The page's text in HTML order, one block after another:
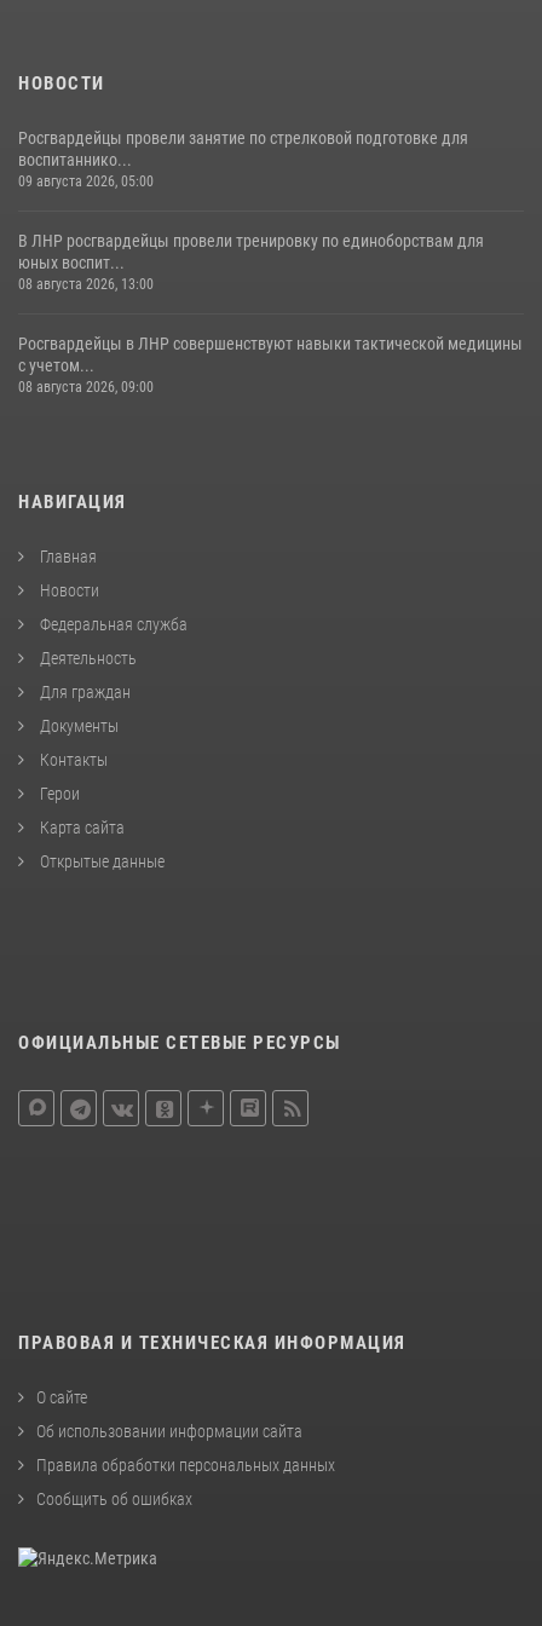
НОВОСТИ
Росгвардейцы провели занятие по стрелковой подготовке для
воспитаннико...
09 августа 2026, 05:00
В ЛНР росгвардейцы провели тренировку по единоборствам для
юных воспит...
08 августа 2026, 13:00
Росгвардейцы в ЛНР совершенствуют навыки тактической медицины
с учетом...
08 августа 2026, 09:00
НАВИГАЦИЯ
Главная
Новости
Федеральная служба
Деятельность
Для граждан
Документы
Контакты
Герои
Карта сайта
Открытые данные
ОФИЦИАЛЬНЫЕ СЕТЕВЫЕ РЕСУРСЫ
ПРАВОВАЯ И ТЕХНИЧЕСКАЯ ИНФОРМАЦИЯ
О сайте
Об использовании информации сайта
Правила обработки персональных данных
Сообщить об ошибках